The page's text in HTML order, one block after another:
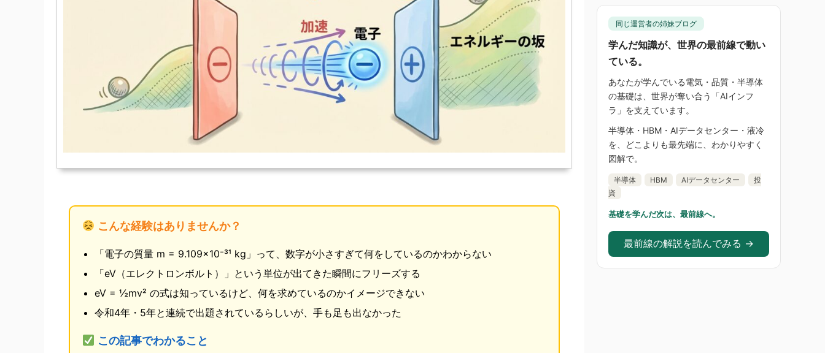
こんな経験はありませんか？
「電子の質量 m = 9.109×10⁻³¹ kg」って、数字が小さすぎて何をしているのかわからない
「eV（エレクトロンボルト）」という単位が出てきた瞬間にフリーズする
eV = ½mv² の式は知っているけど、何を求めているのかイメージできない
令和4年・5年と連続で出題されているらしいが、手も足も出なかった
この記事でわかること
同じ運営者の姉妹ブログ
学んだ知識が、世界の最前線で動い
ている。
あなたが学んでいる電気・品質・半導体
の基礎は、世界が奪い合う「AIインフ
ラ」を支えています。
半導体・HBM・AIデータセンター・液冷
を、どこよりも最先端に、わかりやすく
図解で。
半導体 HBM AIデータセンター
投
資
基礎を学んだ次は、最前線へ。
最前線の解説を読んでみる →